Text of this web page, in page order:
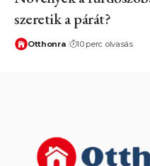
szeretik a párát?
Otthonra 10 perc olvasás